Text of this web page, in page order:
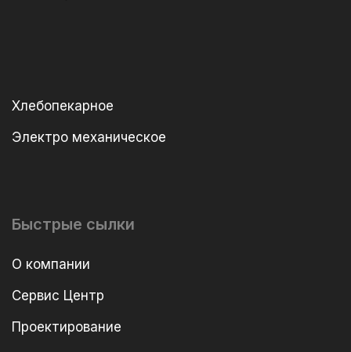
Хлебопекарное
Электро механическое
Быстрые сылки
О компании
Сервис Центр
Проектирование